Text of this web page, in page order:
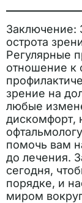
Заключение:
острота
Регулярные
отношение к
зрение на
любые
дискомфорт,
помочь вам
до лечения.
сегодня,
порядке, и
миром